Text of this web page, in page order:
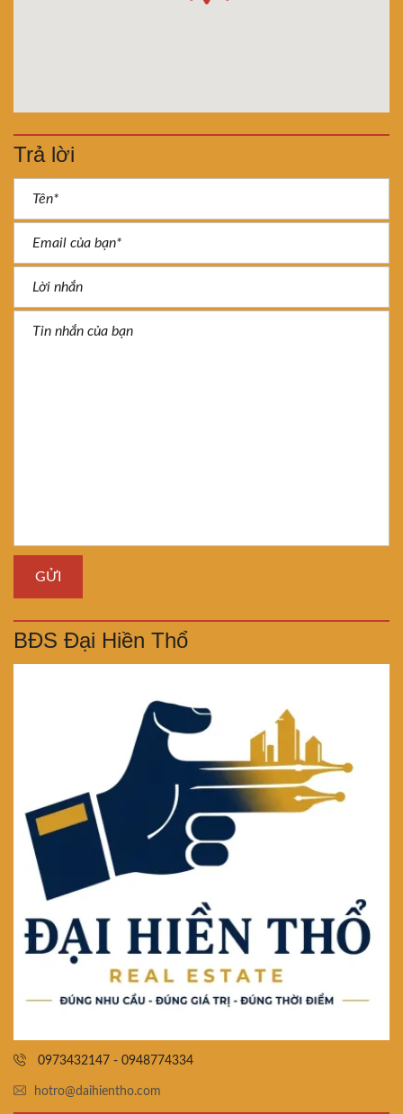
Trả lời
BĐS Đại Hiền Thổ
0973432147 - 0948774334
hotro@daihientho.com